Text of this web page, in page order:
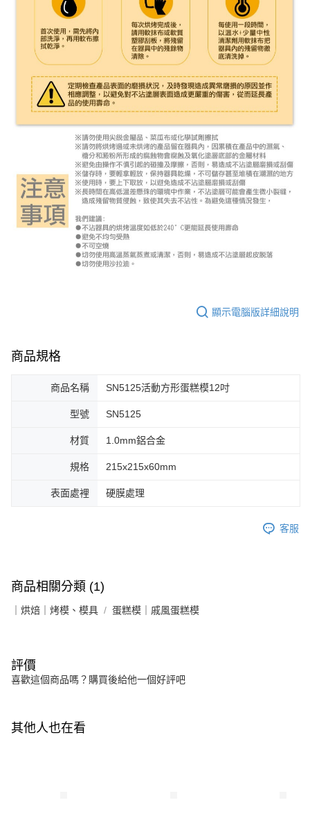
顯示電腦版詳細說明
商品規格
商品名稱 SN5125活動方形蛋糕模12吋
型號 SN5125
材質 1.0mm鋁合金
規格 215x215x60mm
表面處裡 硬膜處理
客服
商品相關分類 (1)
｜烘焙｜烤模、模具 蛋糕模｜戚風蛋糕模
評價
喜歡這個商品嗎？購買後給他一個好評吧
其他人也在看